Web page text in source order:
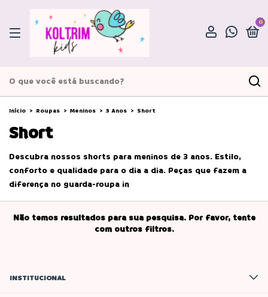
0
Início > Roupas > Meninos > 3 Anos > Short
Short
Descubra nossos shorts para meninos de 3 anos. Estilo,
conforto e qualidade para o dia a dia. Peças que fazem a
diferença no guarda-roupa in
Não temos resultados para sua pesquisa. Por favor, tente
com outros filtros.
INSTITUCIONAL